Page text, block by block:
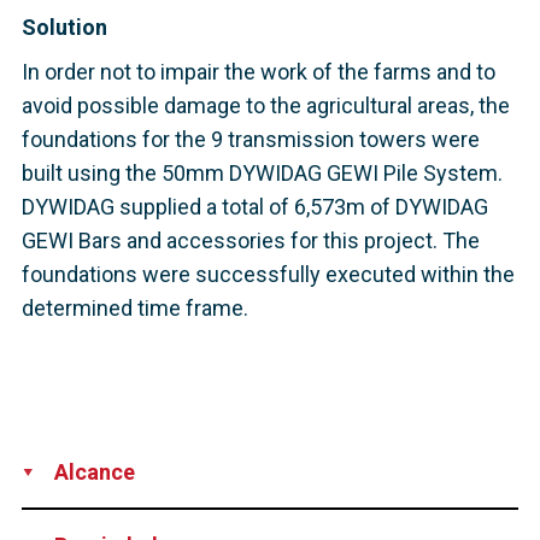
Solution
In order not to impair the work of the farms and to
avoid possible damage to the agricultural areas, the
foundations for the 9 transmission towers were
built using the 50mm DYWIDAG GEWI Pile System.
DYWIDAG supplied a total of 6,573m of DYWIDAG
GEWI Bars and accessories for this project. The
foundations were successfully executed within the
determined time frame.
Alcance